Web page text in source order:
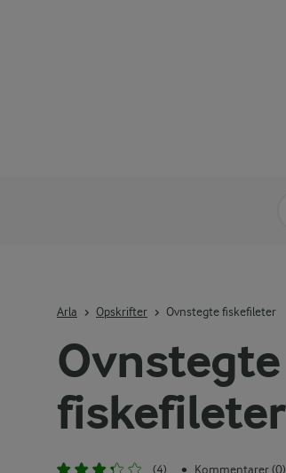
Ovnstegte
fiskefileter
(4) Kommentarer (0)
Arla Opskrifter Ovnstegte fiskefileter